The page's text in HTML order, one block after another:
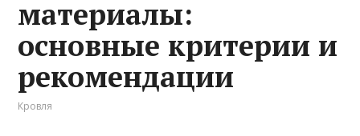
материалы:
основные критерии и
рекомендации
Кровля